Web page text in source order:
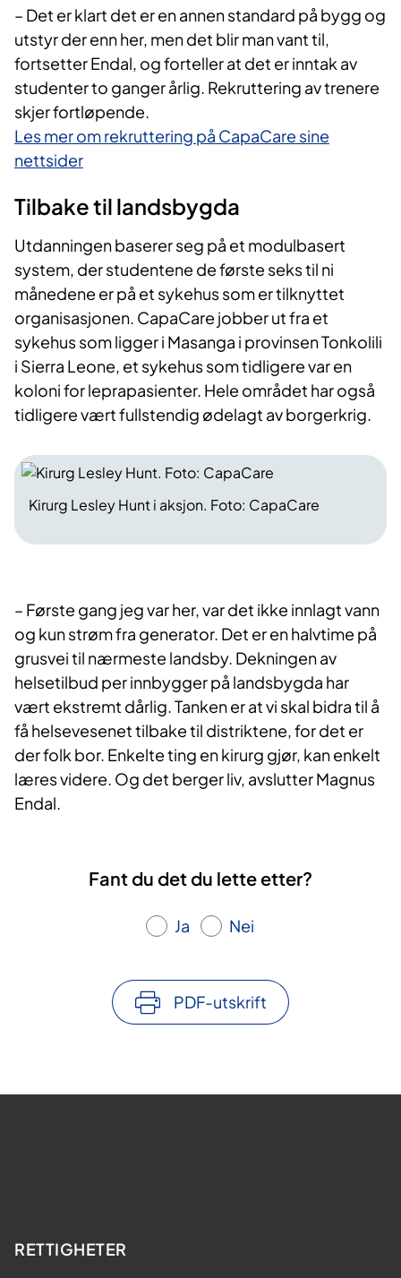
– Det er klart det er en annen standard på bygg og
utstyr der enn her, men det blir man vant til,
fortsetter Endal, og forteller at det er inntak av
studenter to ganger årlig. Rekruttering av trenere
skjer fortløpende.
Les mer om rekruttering på CapaCare sine
nettsider
Tilbake til landsbygda
Utdanningen baserer seg på et modulbasert
system, der studentene de første seks til ni
månedene er på et sykehus som er tilknyttet
organisasjonen. CapaCare jobber ut fra et
sykehus som ligger i Masanga i provinsen Tonkolili
i Sierra Leone, et sykehus som tidligere var en
koloni for leprapasienter. Hele området har også
tidligere vært fullstendig ødelagt av borgerkrig.
Kirurg Lesley Hunt i aksjon. Foto: CapaCare
– Første gang jeg var her, var det ikke innlagt vann
og kun strøm fra generator. Det er en halvtime på
grusvei til nærmeste landsby. Dekningen av
helsetilbud per innbygger på landsbygda har
vært ekstremt dårlig. Tanken er at vi skal bidra til å
få helsevesenet tilbake til distriktene, for det er
der folk bor. Enkelte ting en kirurg gjør, kan enkelt
læres videre. Og det berger liv, avslutter Magnus
Endal.
Fant du det du lette etter?
Ja Nei
PDF-utskrift
RETTIGHETER